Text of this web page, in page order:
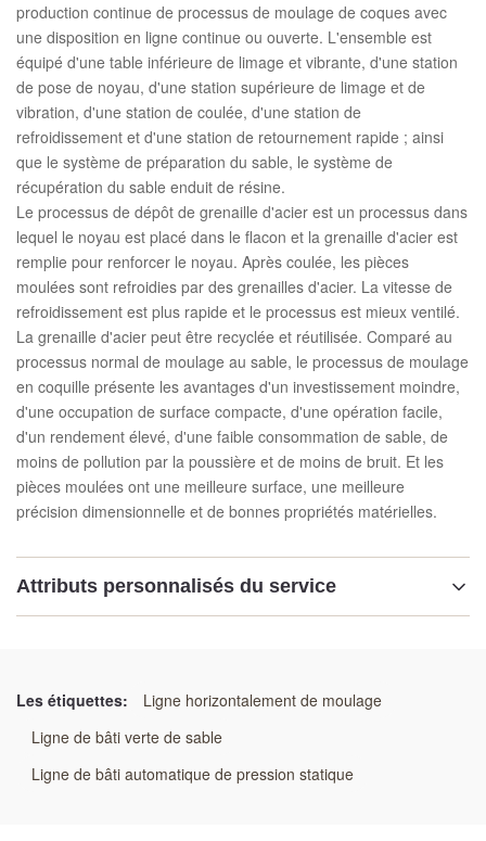
production continue de processus de moulage de coques avec
une disposition en ligne continue ou ouverte. L'ensemble est
équipé d'une table inférieure de limage et vibrante, d'une station
de pose de noyau, d'une station supérieure de limage et de
vibration, d'une station de coulée, d'une station de
refroidissement et d'une station de retournement rapide ; ainsi
que le système de préparation du sable, le système de
récupération du sable enduit de résine.
Le processus de dépôt de grenaille d'acier est un processus dans
lequel le noyau est placé dans le flacon et la grenaille d'acier est
remplie pour renforcer le noyau. Après coulée, les pièces
moulées sont refroidies par des grenailles d'acier. La vitesse de
refroidissement est plus rapide et le processus est mieux ventilé.
La grenaille d'acier peut être recyclée et réutilisée. Comparé au
processus normal de moulage au sable, le processus de moulage
en coquille présente les avantages d'un investissement moindre,
d'une occupation de surface compacte, d'une opération facile,
d'un rendement élevé, d'une faible consommation de sable, de
moins de pollution par la poussière et de moins de bruit. Et les
pièces moulées ont une meilleure surface, une meilleure
précision dimensionnelle et de bonnes propriétés matérielles.
Attributs personnalisés du service
Système de coulée de sable revêtu de résine,
Les étiquettes:
Ligne horizontalement de moulage
Ligne de bâti verte de sable
Ligne de bâti automatique de pression statique